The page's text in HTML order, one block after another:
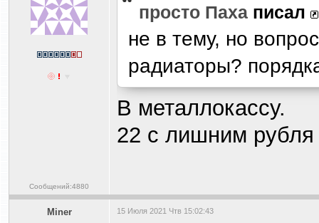
Сообщений:4880
просто Паха писал
не в тему, но
радиаторы?
В металлокассу.
22 с лишним рубля
Miner 15 Июля 2021 Чтв 15:02:43